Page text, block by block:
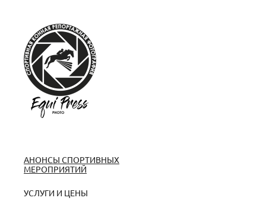
АНОНСЫ СПОРТИВНЫХ
МЕРОПРИЯТИЙ
УСЛУГИ И ЦЕНЫ